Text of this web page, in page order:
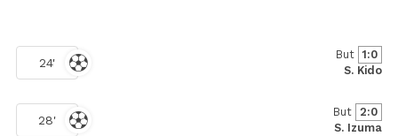
24'
But 1:0
S. Kido
28'
But 2:0
S. Izuma